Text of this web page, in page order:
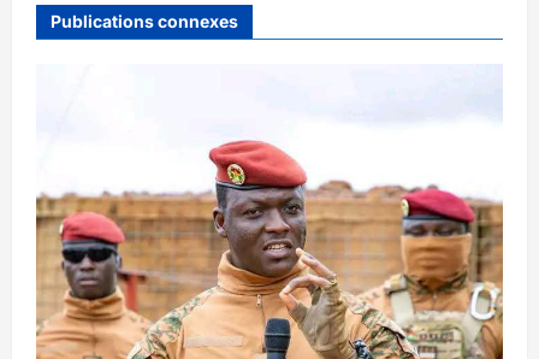
Publications connexes